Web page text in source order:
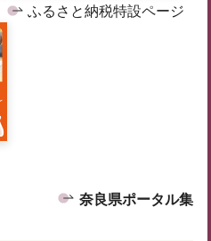
ふるさと納税特設ページ
奈良県ポータル集